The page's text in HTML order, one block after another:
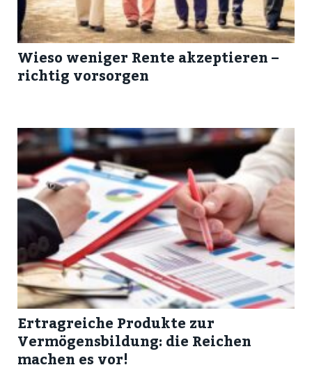
Wieso weniger Rente akzeptieren –
richtig vorsorgen
Ertragreiche Produkte zur
Vermögensbildung: die Reichen
machen es vor!